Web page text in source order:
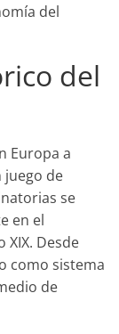
del
del
Europa a
juego de
se
en el
Desde
como sistema
de